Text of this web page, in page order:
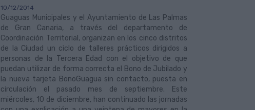
10/12/2014
Guaguas Municipales y el Ayuntamiento de Las Palmas
de Gran Canaria, a través del departamento de
Coordinación Territorial, organizan en los cinco distritos
de la Ciudad un ciclo de talleres prácticos dirigidos a
personas de la Tercera Edad con el objetivo de que
puedan utilizar de forma correcta el Bono de Jubilado y
la nueva tarjeta BonoGuagua sin contacto, puesta en
circulación el pasado mes de septiembre. Este
miércoles, 10 de diciembre, han continuado las jornadas